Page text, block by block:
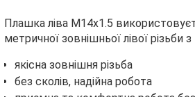
Плашка ліва М14х1.5
метричної зовнішньої лівої різьби
якісна зовнішня різьба
без сколів, надійна робота